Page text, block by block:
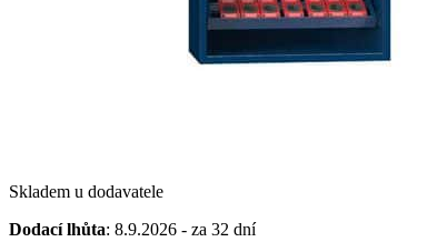
Skladem u dodavatele
Dodací lhůta: 8.9.2026 - za 32 dní